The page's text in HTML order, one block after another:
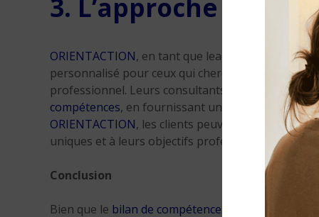
3. L’approche
ORIENTACTION, en tant que leader du bilan de
personnalisé pour ceux qui cherchent à
professionnel. Leurs consultants expérimentés
compétences, en fournissant une expertise et
ORIENTACTION, les clients peuvent s’attendre à
uniques et à leurs objectifs professionnels.
Conclusion
Bien que le bilan de compétences
et le bilan